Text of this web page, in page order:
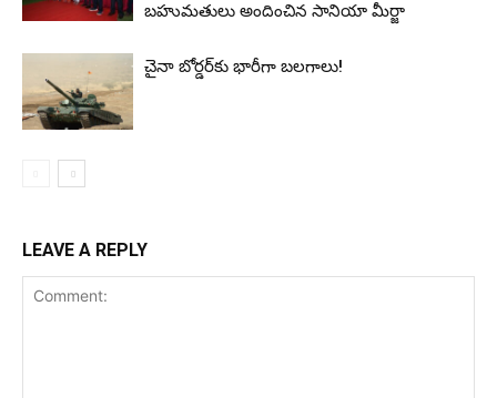
బహుమతులు అందించిన సానియా మీర్జా
చైనా బోర్డ‌ర్‌కు భారీగా బ‌ల‌గాలు!
LEAVE A REPLY